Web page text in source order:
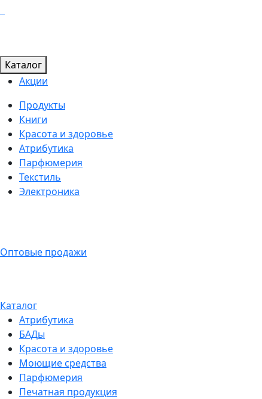
Каталог
Акции
Продукты
Книги
Красота и здоровье
Атрибутика
Парфюмерия
Текстиль
Электроника
Оптовые продажи
Каталог
Атрибутика
БАДы
Красота и здоровье
Моющие средства
Парфюмерия
Печатная продукция